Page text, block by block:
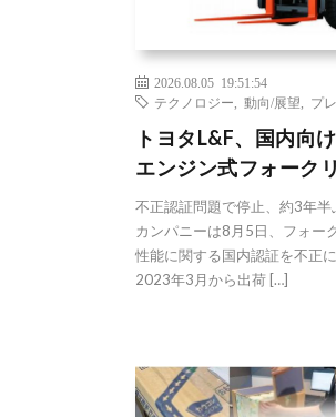
2026.08.05 19:51:54
テクノロジー
動向/展望 プ
トヨタL&F、国内向
エンジン式フォーク
不正認証問題で停止、約3年
カンパニーは8月5日、フォー
性能に関する国内認証を不正
2023年3月から出荷 […]